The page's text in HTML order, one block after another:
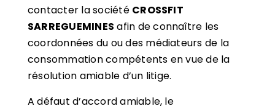
contacter la société CROSSFIT
SARREGUEMINES afin de connaître les
coordonnées du ou des médiateurs de la
consommation compétents en vue de la
résolution amiable d’un litige.
A défaut d’accord amiable, le